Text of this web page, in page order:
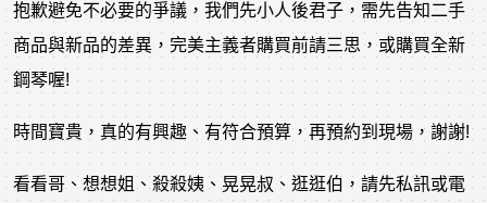
抱歉避免不必要的爭議，我們先小人後君子，需先告知二手
商品與新品的差異，完美主義者購買前請三思，或購買全新
鋼琴喔!
時間寶貴，真的有興趣、有符合預算，再預約到現場，謝謝!
看看哥、想想姐、殺殺姨、晃晃叔、逛逛伯，請先私訊或電